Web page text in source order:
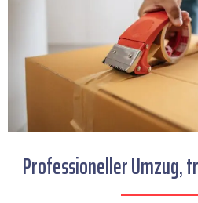
Professioneller Umzug,